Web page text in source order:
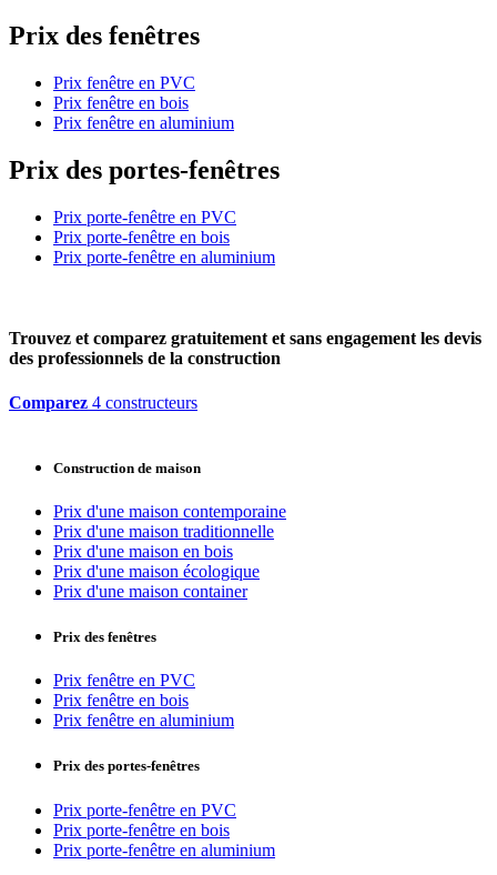
Prix des fenêtres
Prix fenêtre en PVC
Prix fenêtre en bois
Prix fenêtre en aluminium
Prix des portes-fenêtres
Prix porte-fenêtre en PVC
Prix porte-fenêtre en bois
Prix porte-fenêtre en aluminium
Trouvez et comparez gratuitement et sans engagement les devis
des professionnels de la construction
Comparez 4 constructeurs
Construction de maison
Prix d'une maison contemporaine
Prix d'une maison traditionnelle
Prix d'une maison en bois
Prix d'une maison écologique
Prix d'une maison container
Prix des fenêtres
Prix fenêtre en PVC
Prix fenêtre en bois
Prix fenêtre en aluminium
Prix des portes-fenêtres
Prix porte-fenêtre en PVC
Prix porte-fenêtre en bois
Prix porte-fenêtre en aluminium